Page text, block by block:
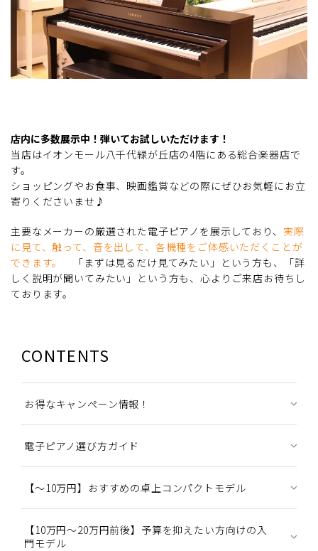
店内に多数展示中！弾いてお試しいただけます！
当店はイオンモール八千代緑が丘店の4階にある総合楽器店で
す。
ショッピングやお食事、映画鑑賞などの際にぜひお気軽にお立
寄りくださいませ♪
主要なメーカーの厳選された電子ピアノを展示しており、 実際
に見て、触って、音を出して、各機種をご体感いただくことが
できます。
「まずは見るだけ見てみたい」という方も、「詳
しく説明が聞いてみたい」という方も、心よりご来店お待ちし
ております。
CONTENTS
お得なキャンペーン情報！
電子ピアノ選び方ガイド
【～10万円】おすすめの卓上コンパクトモデル
【10万円～20万円前後】予算を抑えたい方向けの入
門モデル